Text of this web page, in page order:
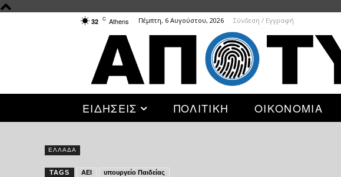
32 C Athens Πέμπτη, 6 Αυγούστου, 2026 Σύνδεση / Εγγραφή
ΕΙΔΗΣΕΙΣ ΠΟΛΙΤΙΚΗ ΟΙΚΟΝΟΜΙΑ
ΕΛΛΑΔΑ
TAGS ΑΕΙ υπουργείο Παιδείας